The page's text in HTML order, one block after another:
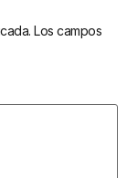
Los campos